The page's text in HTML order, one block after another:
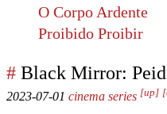
O Corpo Ardente
Proibido Proibir
# Black Mirror:
2023-07-01 cinema series [up]